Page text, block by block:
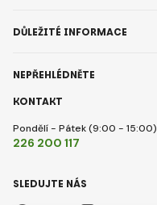
KONTAKT
Pondělí - Pátek (9:00 - 15:00)
226 200 117
DŮLEŽITÉ INFORMACE
NEPŘEHLÉDNĚTE
SLEDUJTE NÁS